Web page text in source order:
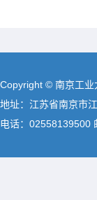
Copyright © 南京工
地址：江苏省南京市
电话：02558139500